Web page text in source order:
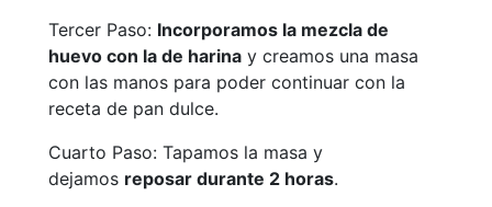
Tercer Paso: Incorporamos la mezcla de
huevo con la de harina y creamos una masa
con las manos para poder continuar con la
receta de pan dulce.
Cuarto Paso: Tapamos la masa y
dejamos reposar durante 2 horas.